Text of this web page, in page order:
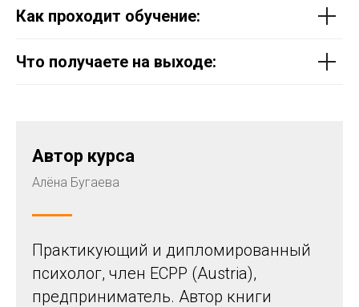
Как проходит обучение:
Что получаете на выходе:
Автор курса
Алёна Бугаева
Практикующий и дипломированный
психолог, член ECPP (Austria),
предприниматель. Автор книги